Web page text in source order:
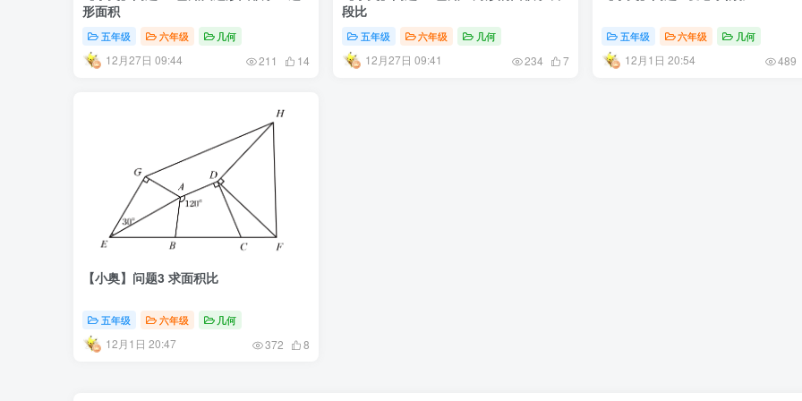
形面积
五年级 六年级 几何
12月27日 09:44 211 14
段比
五年级 六年级 几何
12月27日 09:41 234 7
五年级 六年级 几何
12月1日 20:54 489
【小奥】问题3 求面积比
五年级 六年级 几何
12月1日 20:47 372 8